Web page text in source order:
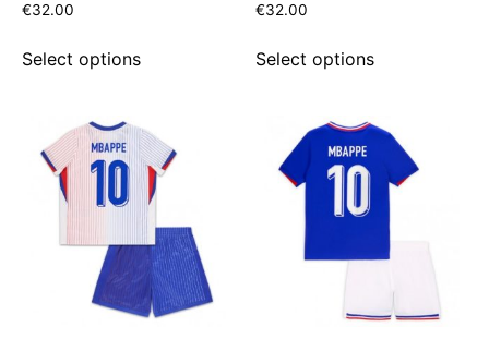
€32.00
Select options
€32.00
Select options